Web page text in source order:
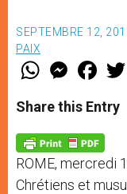
SEPTEMBRE 12,
PAIX
W
t
s
p
p
M
e
s
e
g
e
r
F
a
e
b
o
k
Share this Entry
ROME, mercredi
Chrétiens et